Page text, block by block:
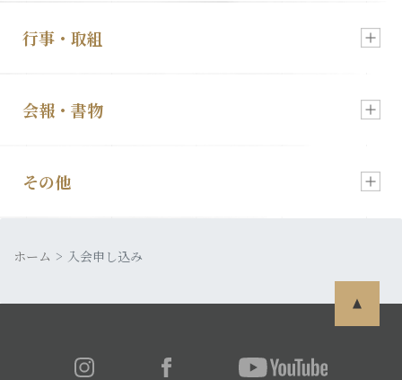
新着情報
顕彰会について
理事長あいさつ
行事・取組
慰霊祭のご案内
特攻像の奉納
会報・書物
会報「特攻」
発行書籍
その他
皆さまの声
ホーム 入会申し込み